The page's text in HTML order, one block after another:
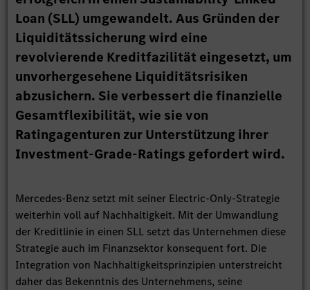
Loan (SLL) umgewandelt. Aus Gründen der
Liquiditätssicherung wird eine
revolvierende Kreditfazilität eingesetzt, um
unvorhergesehene Liquiditätsrisiken
abzusichern. Sie verbessert die finanzielle
Gesamtflexibilität, wie sie von
Ratingagenturen zur Unterstützung ihrer
Investment-Grade-Ratings gefordert wird.
Mercedes-Benz setzt mit seiner Electric-Only-Strategie
weiterhin voll auf Nachhaltigkeit. Mit der Umwandlung
der Kreditlinie in einen SLL setzt das Unternehmen diese
Strategie auch im Finanzsektor konsequent fort. Die
Integration von Nachhaltigkeitsprinzipien unterstreicht
daher das Bekenntnis des Unternehmens, seine